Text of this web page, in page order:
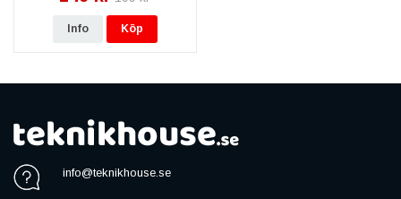
Info Köp
info@teknikhouse.se